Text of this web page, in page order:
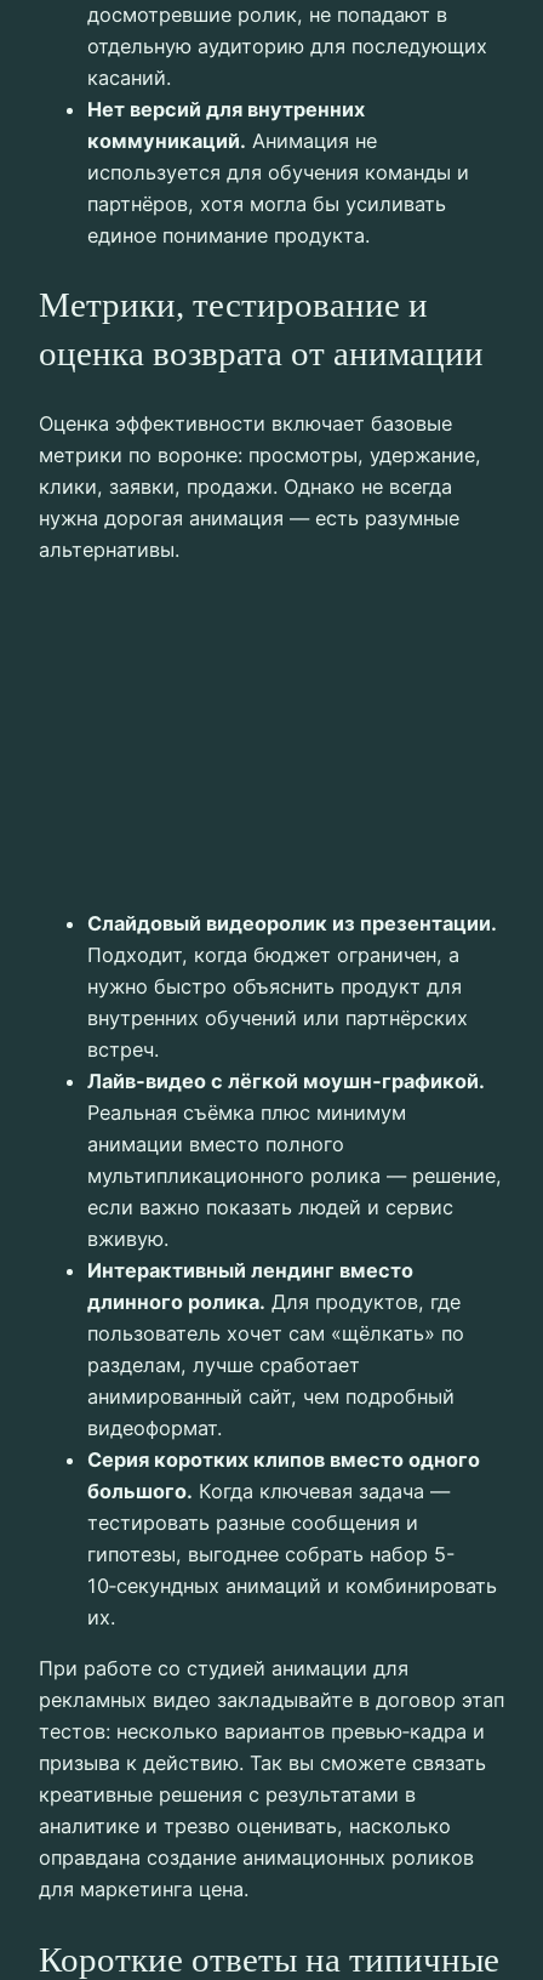
досмотревшие ролик, не попадают в
отдельную аудиторию для последующих
касаний.
Нет версий для внутренних
коммуникаций. Анимация не
используется для обучения команды и
партнёров, хотя могла бы усиливать
единое понимание продукта.
Метрики, тестирование и
оценка возврата от анимации
Оценка эффективности включает базовые
метрики по воронке: просмотры, удержание,
клики, заявки, продажи. Однако не всегда
нужна дорогая анимация — есть разумные
альтернативы.
Слайдовый видеоролик из презентации.
Подходит, когда бюджет ограничен, а
нужно быстро объяснить продукт для
внутренних обучений или партнёрских
встреч.
Лайв‑видео с лёгкой моушн‑графикой.
Реальная съёмка плюс минимум
анимации вместо полного
мультипликационного ролика — решение,
если важно показать людей и сервис
вживую.
Интерактивный лендинг вместо
длинного ролика. Для продуктов, где
пользователь хочет сам «щёлкать» по
разделам, лучше сработает
анимированный сайт, чем подробный
видеоформат.
Серия коротких клипов вместо одного
большого. Когда ключевая задача —
тестировать разные сообщения и
гипотезы, выгоднее собрать набор 5-
10‑секундных анимаций и комбинировать
их.
При работе со студией анимации для
рекламных видео закладывайте в договор этап
тестов: несколько вариантов превью‑кадра и
призыва к действию. Так вы сможете связать
креативные решения с результатами в
аналитике и трезво оценивать, насколько
оправдана создание анимационных роликов
для маркетинга цена.
Короткие ответы на типичные